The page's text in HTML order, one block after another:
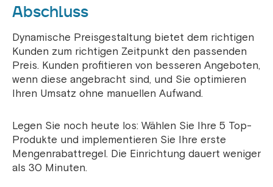
Abschluss
Dynamische Preisgestaltung bietet dem richtigen
Kunden zum richtigen Zeitpunkt den passenden
Preis. Kunden profitieren von besseren Angeboten,
wenn diese angebracht sind, und Sie optimieren
Ihren Umsatz ohne manuellen Aufwand.
Legen Sie noch heute los: Wählen Sie Ihre 5 Top-
Produkte und implementieren Sie Ihre erste
Mengenrabattregel. Die Einrichtung dauert weniger
als 30 Minuten.